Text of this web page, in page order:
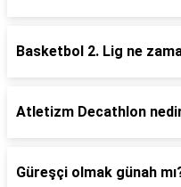
Basketbol 2. Lig ne
Atletizm Decathlon
Güreşçi olmak günah